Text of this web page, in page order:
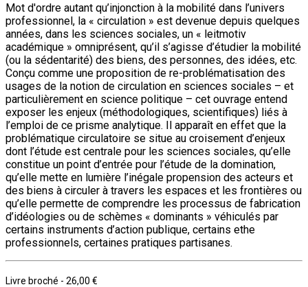
Mot d'ordre autant qu’injonction à la mobilité dans l’univers
professionnel, la « circulation » est devenue depuis quelques
années, dans les sciences sociales, un « leitmotiv
académique » omniprésent, qu’il s’agisse d’étudier la mobilité
(ou la sédentarité) des biens, des personnes, des idées, etc.
Conçu comme une proposition de re-problématisation des
usages de la notion de circulation en sciences sociales – et
particulièrement en science politique – cet ouvrage entend
exposer les enjeux (méthodologiques, scientifiques) liés à
l’emploi de ce prisme analytique. Il apparaît en effet que la
problématique circulatoire se situe au croisement d’enjeux
dont l’étude est centrale pour les sciences sociales, qu’elle
constitue un point d’entrée pour l’étude de la domination,
qu’elle mette en lumière l’inégale propension des acteurs et
des biens à circuler à travers les espaces et les frontières ou
qu’elle permette de comprendre les processus de fabrication
d’idéologies ou de schèmes « dominants » véhiculés par
certains instruments d’action publique, certains ethe
professionnels, certaines pratiques partisanes.
Livre broché - 26,00 €